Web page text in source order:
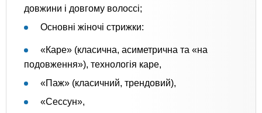
довжини і довгому волоссі;
Основні жіночі стрижки:
«Каре» (класична, асиметрична та «на
подовження»), технологія каре,
«Паж» (класичний, трендовий),
«Сессун»,